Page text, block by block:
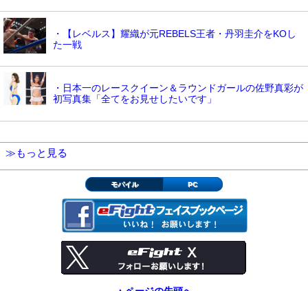
・【レベルス】耀織が元REBELS王者・丹羽圭介をKOし
た一戦
・日本一のレースクイーン＆ラウンドガールの佐野真彩が
初写真集「全てをお見せしたいです」
≫もっと見る
モバイル PC